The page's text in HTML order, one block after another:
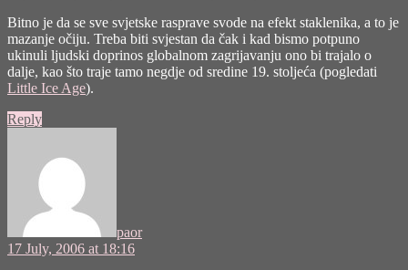
Bitno je da se sve svjetske rasprave svode na efekt staklenika, a to je
mazanje očiju. Treba biti svjestan da čak i kad bismo potpuno
ukinuli ljudski doprinos globalnom zagrijavanju ono bi trajalo o
dalje, kao što traje tamo negdje od sredine 19. stoljeća (pogledati
Little Ice Age).
Reply
paor
17 July, 2006 at 18:16